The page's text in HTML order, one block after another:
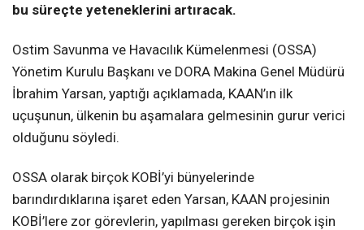
bu süreçte yeteneklerini artıracak.
Ostim Savunma ve Havacılık Kümelenmesi (OSSA)
Yönetim Kurulu Başkanı ve DORA Makina Genel Müdürü
İbrahim Yarsan, yaptığı açıklamada, KAAN’ın ilk
uçuşunun, ülkenin bu aşamalara gelmesinin gurur verici
olduğunu söyledi.
OSSA olarak birçok KOBİ’yi bünyelerinde
barındırdıklarına işaret eden Yarsan, KAAN projesinin
KOBİ’lere zor görevlerin, yapılması gereken birçok işin